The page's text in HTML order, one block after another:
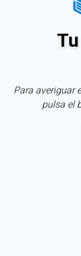
Para averiguar
pulsa el